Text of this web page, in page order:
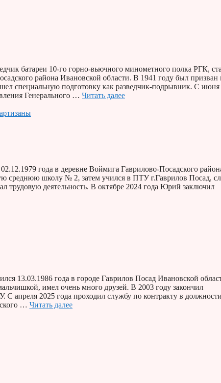
батареи 10-го горно-вьючного минометного полка РГК,
района Ивановской области. В 1941 году был призван
специальную подготовку как разведчик-подрывник. С июня
Генерального … Читать далее
года в деревне Воймига Гаврилово-Посадского
среднюю школу № 2, затем учился в ПТУ г.Гаврилов Посад,
деятельность. В октябре 2024 года Юрий заключил
13.03.1986 года в городе Гаврилов Посад Ивановской
имел очень много друзей. В 2003 году закончил
2025 года проходил службу по контракту в
… Читать далее